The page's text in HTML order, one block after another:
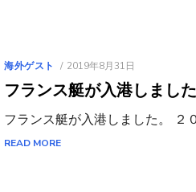
海外ゲスト
POSTED
2019年8月31日
フランス艇が入港しました
フランス艇が入港しました。 ２
READ MORE